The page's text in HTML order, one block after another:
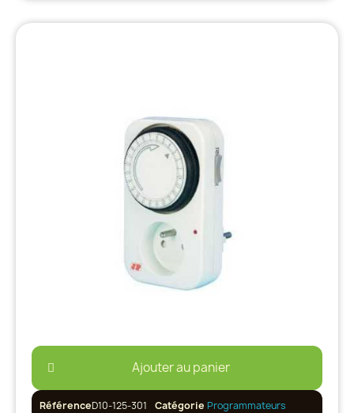
Ajouter au panier
RéférenceD10-125-301 Catégorie Programmateurs